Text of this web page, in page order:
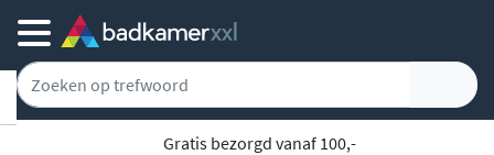
Achteraf of gespreid betalen